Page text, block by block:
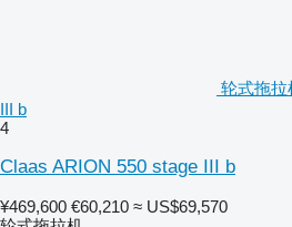
轮式拖拉
III b
4
Claas ARION 550 stage III b
¥469,600 €60,210 ≈ US$69,570